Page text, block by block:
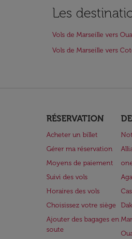
Les
Vols de Marseille vers
Vols de Marseille vers
RÉSERVATION
Acheter un billet
Gérer ma réservation
Moyens de paiement
Suivi des vols
Horaires des vols
Choisissez votre siège
Ajouter des bagages en
soute